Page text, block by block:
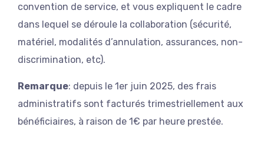
convention de service, et vous expliquent le cadre
dans lequel se déroule la collaboration (sécurité,
matériel, modalités d’annulation, assurances, non-
discrimination, etc).
Remarque: depuis le 1er juin 2025, des frais
administratifs sont facturés trimestriellement aux
bénéficiaires, à raison de 1€ par heure prestée.